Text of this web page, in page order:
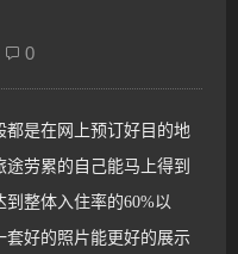
0
都是在网上预订好目的地
劳累的自己能马上得到
到整体入住率的60%以
套好的照片能更好的展示